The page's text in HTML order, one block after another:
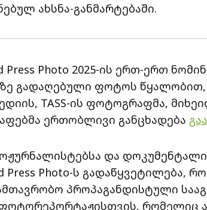
ახსნა-განმარტებაში.
Press Photo 2025-ის ერთ-ერთ
გადაღებული ფოტოს წყალობით,
TASS-ის ფოტოგრაფმა,
ერთობლივი განცხადება
და
Press Photo-ს გადაწყვეტილება,
პროპაგანდისტული
რომელიც